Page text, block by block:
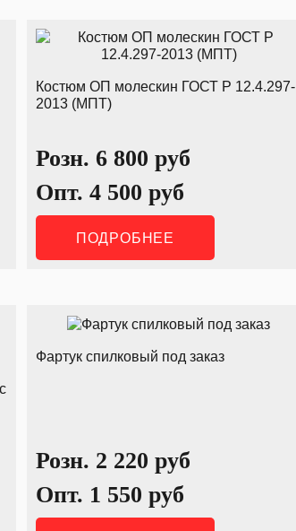
Костюм ОП молескин ГОСТ Р 12.4.297-
2013 (МПТ)
Розн. 6 800 руб
Опт. 4 500 руб
ПОДРОБНЕЕ
Фартук спилковый под заказ
Розн. 2 220 руб
Опт. 1 550 руб